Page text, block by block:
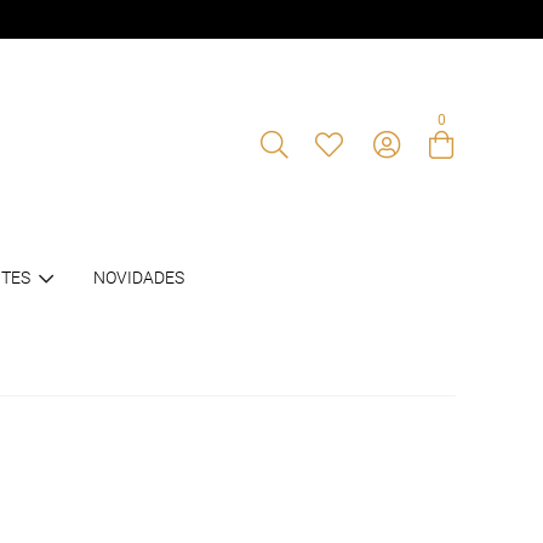
0
NOVIDADES